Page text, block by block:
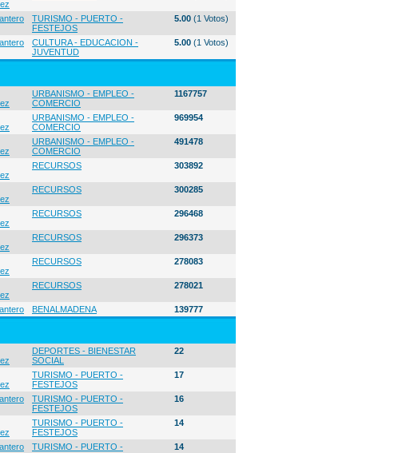
TURISMO - PUERTO -
FESTEJOS
5.00 (1 Votos)
CULTURA - EDUCACION -
JUVENTUD
5.00 (1 Votos)
URBANISMO - EMPLEO -
COMERCIO
1167757
URBANISMO - EMPLEO -
COMERCIO
969954
URBANISMO - EMPLEO -
COMERCIO
491478
RECURSOS 303892
RECURSOS 300285
RECURSOS 296468
RECURSOS 296373
RECURSOS 278083
RECURSOS 278021
BENALMADENA 139777
DEPORTES - BIENESTAR
SOCIAL
22
TURISMO - PUERTO -
FESTEJOS
17
TURISMO - PUERTO -
FESTEJOS
16
TURISMO - PUERTO -
FESTEJOS
14
TURISMO - PUERTO -
14